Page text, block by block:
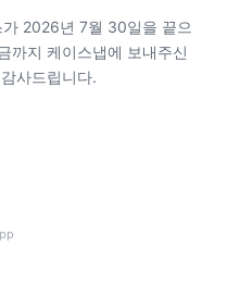
2026년 7월 30일을 끝으
까지 케이스냅에 보내주신
사드립니다.